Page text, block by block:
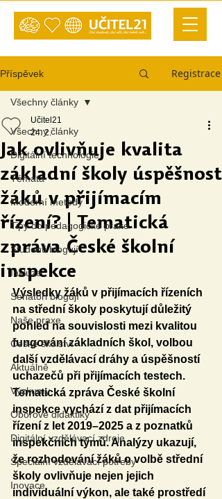
Příspěvek Registrace
Všechny články
Digitální technologie
Témata
Moderní metody
Tipy do pedagogické praxe
Studenti blogují
Inkluze
Senátoři blogují
Naše praxe
České školství
Aktuálně
Výzkumy
Oborové didaktiky
Digitální vzdělávací zdroje
Speciální vzdělávací potřeby
Inovace
Všechny články
Jak ovlivňuje kvalita
základní školy úspěšnost
žáků v přijímacím
řízení? | Tematická
zpráva České školní
inspekce
Učitel21
24. 2.
Výsledky žáků v přijímacích řízeních
na střední školy poskytují důležitý
pohled na souvislosti mezi kvalitou
fungování základních škol, volbou
další vzdělávací dráhy a úspěšností
uchazečů při přijímacích testech.
Tematická zpráva České školní
inspekce vychází z dat přijímacích
řízení z let 2019–2025 a z poznatků
inspekčních týmů. Analýzy ukazují,
že rozhodování žáků o volbě střední
školy ovlivňuje nejen jejich
individuální výkon, ale také prostředí